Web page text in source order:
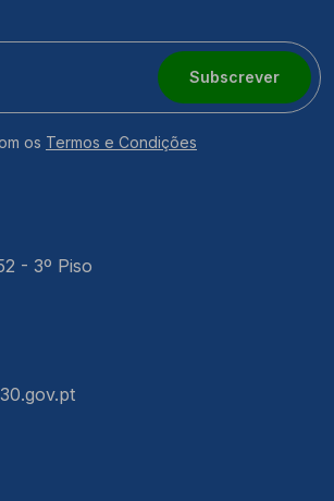
Subscrever
os Termos e Condições
- 3º Piso